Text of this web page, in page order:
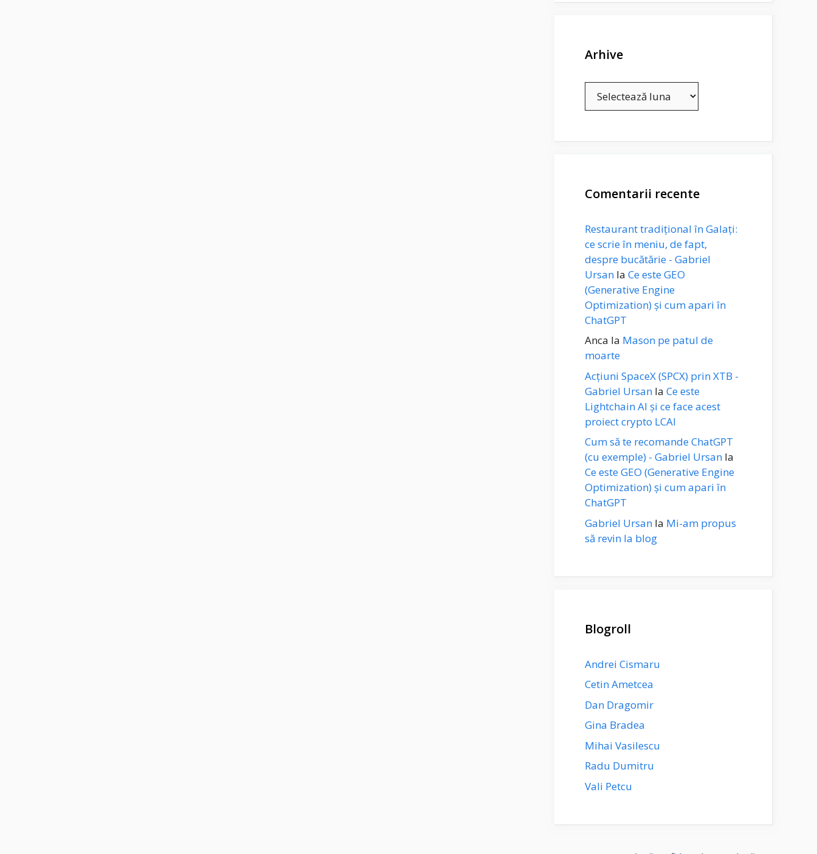
Arhive
Comentarii recente
Restaurant tradițional în Galați:
ce scrie în meniu, de fapt,
despre bucătărie - Gabriel
Ursan la Ce este GEO
(Generative Engine
Optimization) și cum apari în
ChatGPT
Anca la Mason pe patul de
moarte
Acțiuni SpaceX (SPCX) prin XTB -
Gabriel Ursan la Ce este
Lightchain AI și ce face acest
proiect crypto LCAI
Cum să te recomande ChatGPT
(cu exemple) - Gabriel Ursan la
Ce este GEO (Generative Engine
Optimization) și cum apari în
ChatGPT
Gabriel Ursan la Mi-am propus
să revin la blog
Blogroll
Andrei Cismaru
Cetin Ametcea
Dan Dragomir
Gina Bradea
Mihai Vasilescu
Radu Dumitru
Vali Petcu